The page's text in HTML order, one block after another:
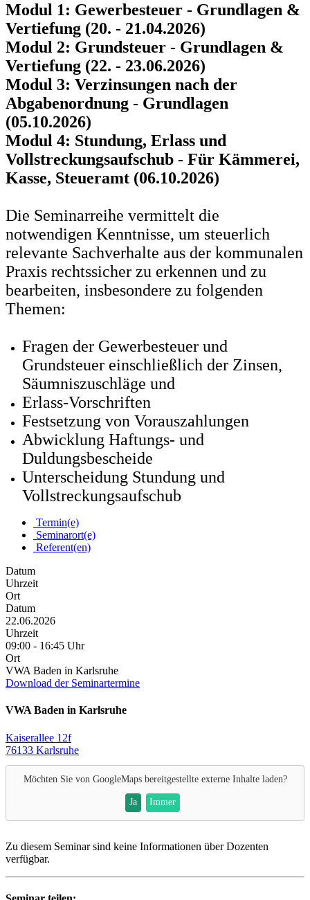
Modul 1: Gewerbesteuer - Grundlagen &
Vertiefung (20. - 21.04.2026)
Modul 2: Grundsteuer - Grundlagen &
Vertiefung (22. - 23.06.2026)
Modul 3: Verzinsungen nach der
Abgabenordnung - Grundlagen
(05.10.2026)
Modul 4: Stundung, Erlass und
Vollstreckungsaufschub - Für Kämmerei,
Kasse, Steueramt (06.10.2026)
Die Seminarreihe vermittelt die
notwendigen Kenntnisse, um steuerlich
relevante Sachverhalte aus der kommunalen
Praxis rechtssicher zu erkennen und zu
bearbeiten, insbesondere zu folgenden
Themen:
Fragen der Gewerbesteuer und
Grundsteuer einschließlich der Zinsen,
Säumniszuschläge und
Erlass-Vorschriften
Festsetzung von Vorauszahlungen
Abwicklung Haftungs- und
Duldungsbescheide
Unterscheidung Stundung und
Vollstreckungsaufschub
Termin(e)
Seminarort(e)
Referent(en)
Datum
Uhrzeit
Ort
Datum
22.06.2026
Uhrzeit
09:00 - 16:45 Uhr
Ort
VWA Baden in Karlsruhe
Download der Seminartermine
VWA Baden in Karlsruhe
Kaiserallee 12f
76133 Karlsruhe
Möchten Sie von GoogleMapsbereitgestellte externe Inhalte laden?
Ja Immer
Zu diesem Seminar sind keine Informationen über Dozenten
verfügbar.